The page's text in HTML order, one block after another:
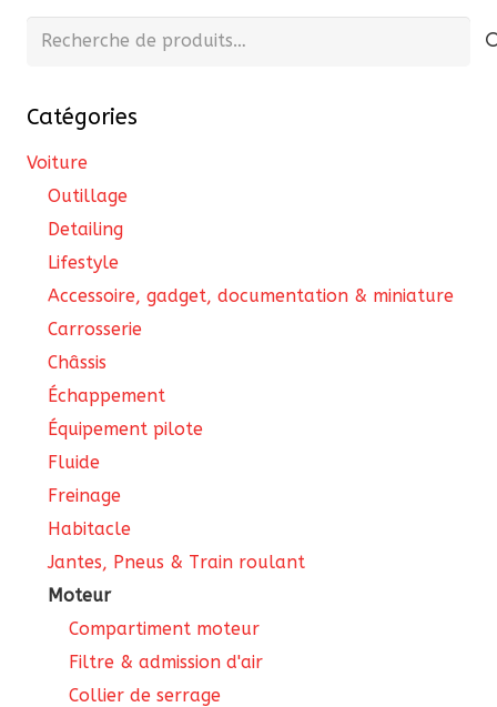
Recherche
Catégories
Voiture
Outillage
Detailing
Lifestyle
Accessoire, gadget, documentation & miniature
Carrosserie
Châssis
Échappement
Équipement pilote
Fluide
Freinage
Habitacle
Jantes, Pneus & Train roulant
Moteur
Compartiment moteur
Filtre & admission d'air
Collier de serrage